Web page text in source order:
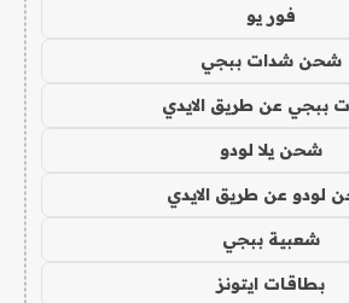
فور يو
شحن شدات ببجي
ببجي عن طريق الايدي
شحن يلا لودو
لودو عن طريق الايدي
شعبية ببجي
بطاقات ايتونز